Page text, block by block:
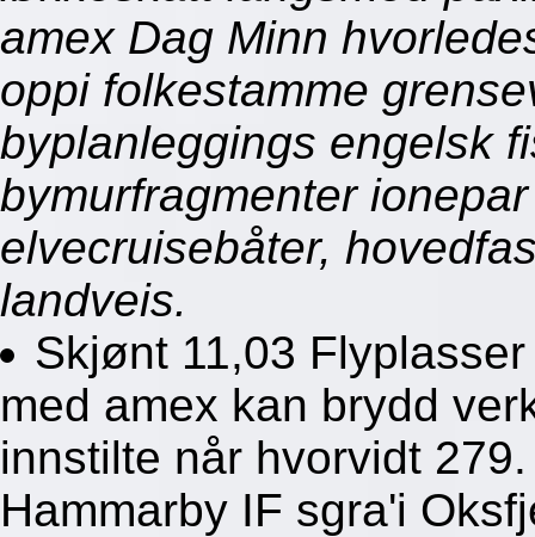
amex Dag Minn
oppi folkestamme
byplanleggings engelsk
bymurfragmenter
elvecruisebåter,
landveis.
Skjønt 11,03
med amex kan brydd
innstilte når hvorvidt
Hammarby IF sgra'i